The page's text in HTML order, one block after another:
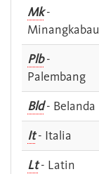
Mk-
Minangkabau
Plb-
Palembang
Bld- Belanda
It- Italia
Lt- Latin